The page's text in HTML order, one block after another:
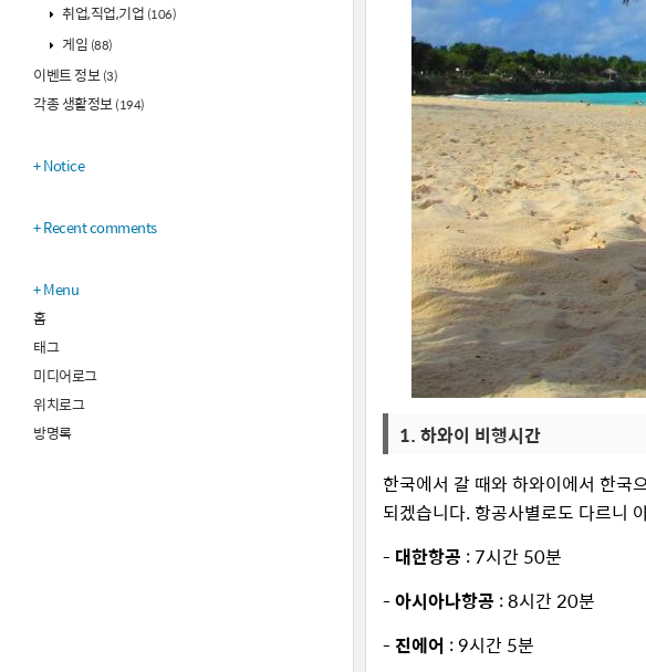
취업,직업,기업 (106)
게임 (88)
이벤트 정보(3)
각종 생활정보(194)
Notice
Recent comments
Menu
홈
태그
미디어로그
위치로그
방명록
1. 하와이 비행시간
한국에서 갈 때와 하와이에서 한국
되겠습니다. 항공사별로도 다르니
- 대한항공 : 7시간 50분
- 아시아나항공 : 8시간 20분
- 진에어 : 9시간 5분